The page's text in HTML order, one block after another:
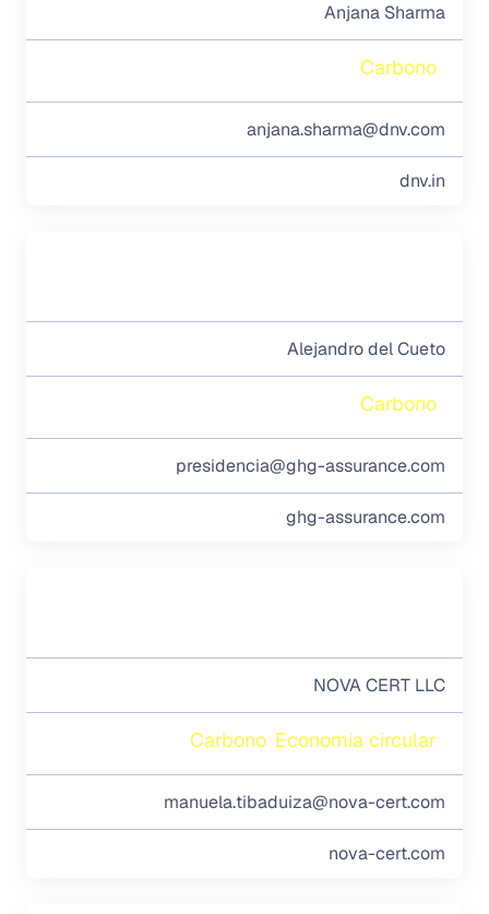
Anjana Sharma
Carbono
anjana.sharma@dnv.com
dnv.in
Alejandro del Cueto
Carbono
presidencia@ghg-assurance.com
ghg-assurance.com
NOVA CERT LLC
Carbono Economía circular
manuela.tibaduiza@nova-cert.com
nova-cert.com